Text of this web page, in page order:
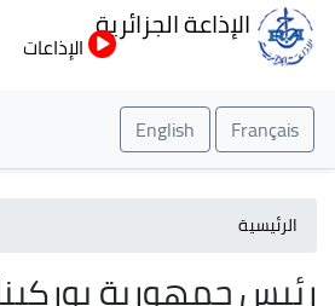
إلى
الإذاعة الجزائرية
الإذاعات
Français
English
الرئيسية
رئيس جمهورية